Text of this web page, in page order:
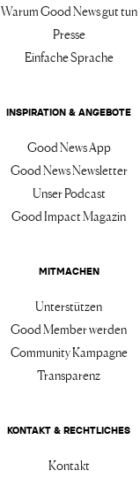
Warum Good News gut tun
Presse
Einfache Sprache
INSPIRATION & ANGEBOTE
Good News App
Good News Newsletter
Unser Podcast
Good Impact Magazin
MITMACHEN
Unterstützen
Good Member werden
Community Kampagne
Transparenz
KONTAKT & RECHTLICHES
Kontakt